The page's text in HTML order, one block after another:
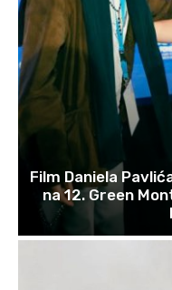
Film Daniela
na 12. Green